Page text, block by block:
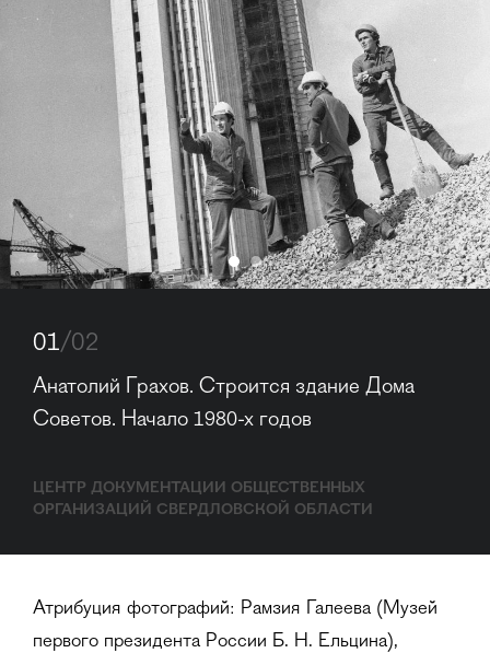
01/02
Анатолий Грахов. Строится здание Дома
Советов. Начало 1980-х годов
ЦЕНТР ДОКУМЕНТАЦИИ ОБЩЕСТВЕННЫХ
ОРГАНИЗАЦИЙ СВЕРДЛОВСКОЙ ОБЛАСТИ
Атрибуция фотографий: Рамзия Галеева (Музей
первого президента России Б. Н. Ельцина),